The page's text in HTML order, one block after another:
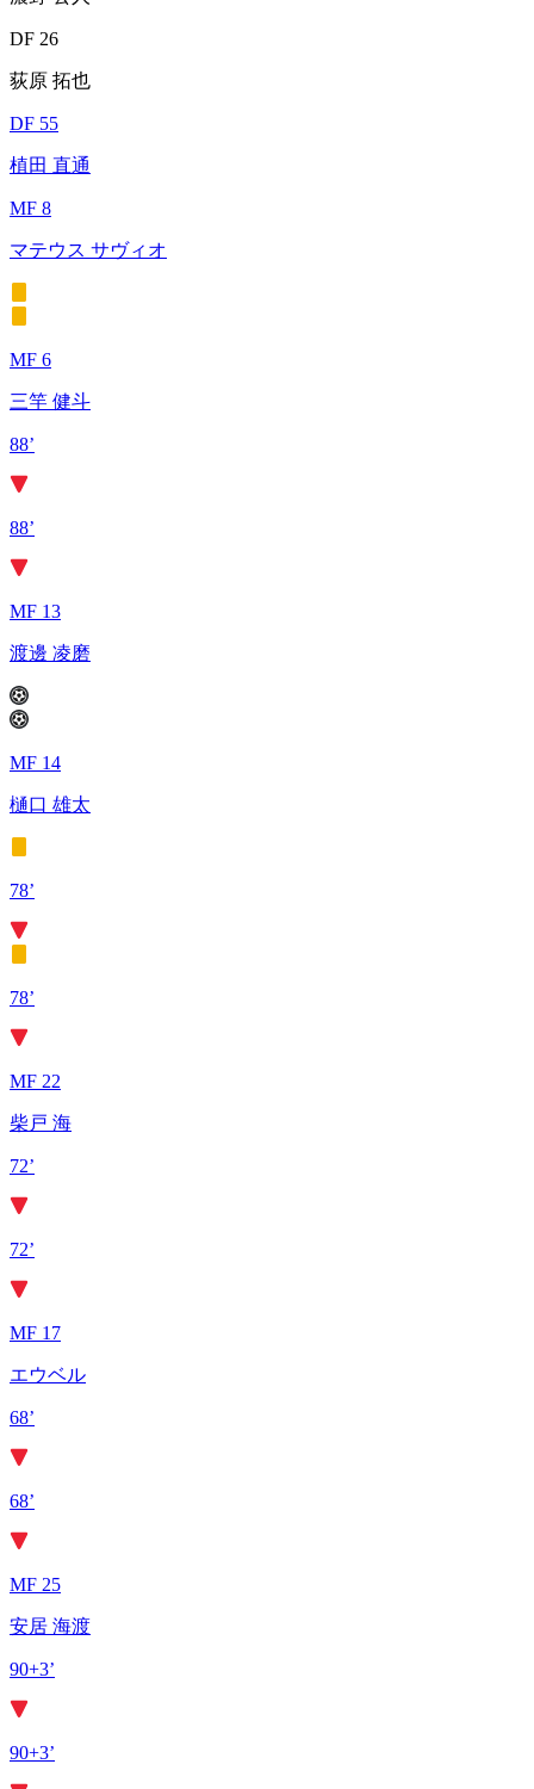
DF 26
荻原 拓也
DF 55
植田 直通
MF 8
マテウス サヴィオ
MF 6
三竿 健斗
88’
88’
MF 13
渡邊 凌磨
MF 14
樋口 雄太
78’
78’
MF 22
柴戸 海
72’
72’
MF 17
エウベル
68’
68’
MF 25
安居 海渡
90+3’
90+3’